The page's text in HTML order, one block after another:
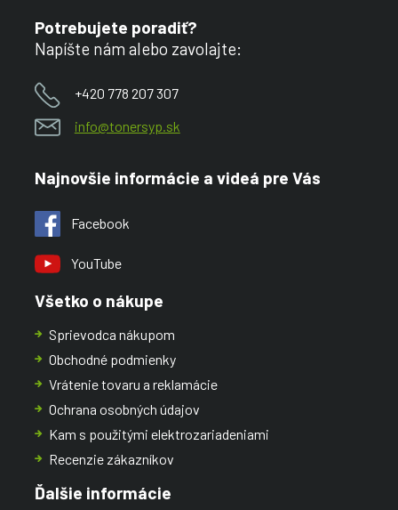
Potrebujete poradiť?
Napíšte nám alebo zavolajte:
+420 778 207 307
info@tonersyp.sk
Najnovšie informácie a videá pre Vás
Facebook
YouTube
Všetko o nákupe
Sprievodca nákupom
Obchodné podmienky
Vrátenie tovaru a reklamácie
Ochrana osobných údajov
Kam s použitými elektrozariadeniami
Recenzie zákazníkov
Ďalšie informácie